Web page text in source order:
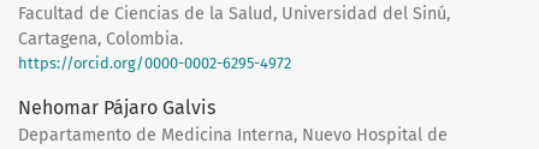
Facultad de Ciencias de la Salud, Universidad del Sinú,
Cartagena, Colombia.
https://orcid.org/0000-0002-6295-4972
Nehomar Pájaro Galvis
Departamento de Medicina Interna, Nuevo Hospital de